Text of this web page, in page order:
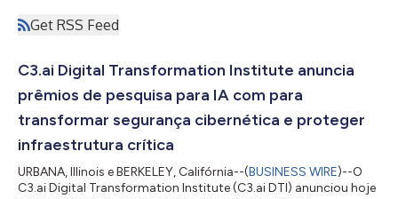
Get RSS Feed
C3.ai Digital Transformation Institute anuncia
prêmios de pesquisa para IA com para
transformar segurança cibernética e proteger
infraestrutura crítica
URBANA, Illinois e BERKELEY, Califórnia--(BUSINESS WIRE)--O
C3.ai Digital Transformation Institute (C3.ai DTI) anunciou hoje